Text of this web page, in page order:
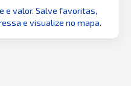
e valor. Salve favoritas,
e visualize no mapa.